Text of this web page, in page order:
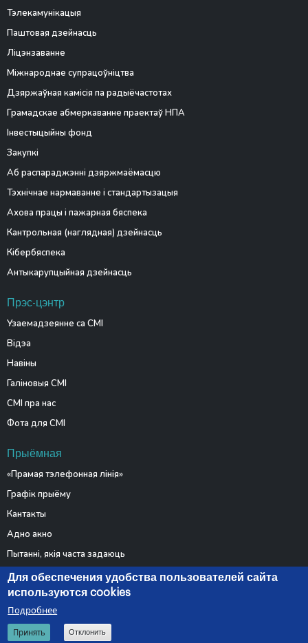
Тэлекамунікацыя
Паштовая дзейнасць
Ліцэнзаванне
Міжнароднае супрацоўніцтва
Дзяржаўная камісія па радыёчастотах
Грамадскае абмеркаванне праектаў НПА
Інвестыцыйны фонд
Закупкі
Аб распараджэнні дзяржмаёмасцю
Тэхнічнае нармаванне і стандартызацыя
Ахова працы і пажарная бяспека
Кантрольная (наглядная) дзейнасць
Кібербяспека
Антыкарупцыйная дзейнасць
Прэс-цэнтр
Узаемадзеянне са СМІ
Відэа
Навіны
Галіновыя СМІ
СМІ пра нас
Фота для СМІ
Прыёмная
«Прамая тэлефонная лінія»
Графік прыёму
Кантакты
Адно акно
Пытанні, якія часта задаюць
Электронныя звароты
© 2026 Министерство связи и информатизации Республики
Для обеспечения удобства пользователей сайта
используются cookies
Подробнее
Принять Отклонить